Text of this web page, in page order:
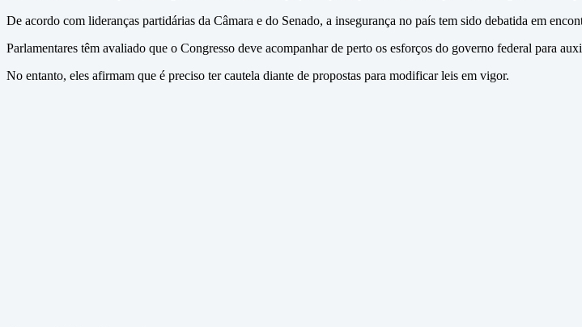
De acordo com lideranças partidárias da Câmara e do Senado, a insegurança no país tem sido debatida em
Parlamentares têm avaliado que o Congresso deve acompanhar de perto os esforços do governo federal para
No entanto, eles afirmam que é preciso ter cautela diante de propostas para modificar leis em vigor.